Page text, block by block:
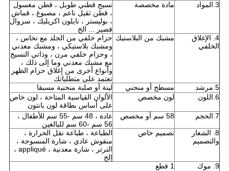
3.المواد
مادة مخصصة
نسيج قطني طويل ، قطن مغسول
، قطن ثقيل ناعم ، مصبوغ ، قماش
، بوليستر ، نايلون اكريليك ، سروال
قصير ... الخ
4. الإغلاق
الخلفي
مشبك من البلاستيك حزام خلفي من الجلد مع نحاس ،
ومشبك بلاستيكي ، ومشبك معدني
، وحزام خلفي مرن ، وذاتي النسيج
مع مشبك معدني وما إلى ذلك ،
وأنواع أخرى من إغلاق حزام الظهر
تعتمد على متطلباتك
5.مرشد
مسطح أو منحني
لينة أو صلبة منحنية مسبقا
6.اللون
لون مخصص
الألوان القياسية المتاحة ، لون خاص
على أساس بطاقة لون بانتون
7.الحجم
58 سم أو مخصص
عادة ، 48 سم -55 سم للأطفال ،
56 سم -60 سم للبالغين
8. الشعار
والتصميم
تصميم خاص
الطباعة ، طباعة نقل الحرارة ،
منقوش عادي ، شارة المنسوجة ،
الترتر ، شارة معدنية ، appliqué ،
إلخ
9. موك
1 قطع